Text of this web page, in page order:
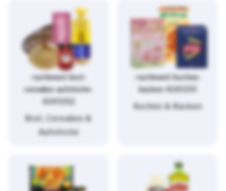
/sortiment/brot-
cerealien-aufstriche-
4261252
Brot, Cerealien &
Aufstriche
/sortiment/kochen-
backen-4261251
Kochen & Backen